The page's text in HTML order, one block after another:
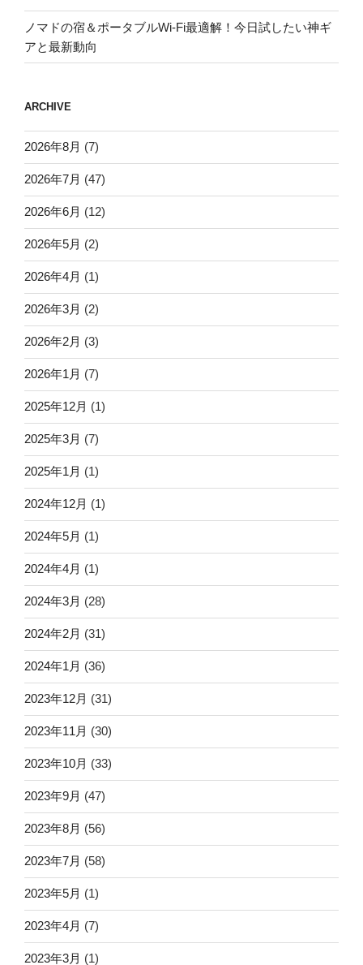
ノマドの宿＆ポータブルWi-Fi最適解！今日試したい神ギ
アと最新動向
ARCHIVE
2026年8月 (7)
2026年7月 (47)
2026年6月 (12)
2026年5月 (2)
2026年4月 (1)
2026年3月 (2)
2026年2月 (3)
2026年1月 (7)
2025年12月 (1)
2025年3月 (7)
2025年1月 (1)
2024年12月 (1)
2024年5月 (1)
2024年4月 (1)
2024年3月 (28)
2024年2月 (31)
2024年1月 (36)
2023年12月 (31)
2023年11月 (30)
2023年10月 (33)
2023年9月 (47)
2023年8月 (56)
2023年7月 (58)
2023年5月 (1)
2023年4月 (7)
2023年3月 (1)